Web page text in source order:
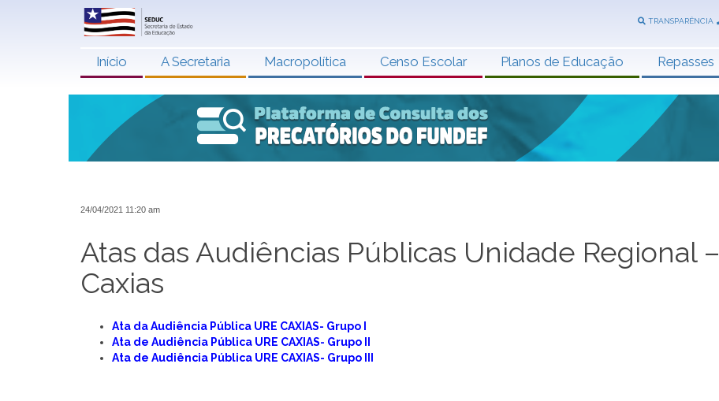
TRANSPARÊNCIA
Início A Secretaria Macropolítica Censo Escolar Planos de Educação Repasses
24/04/2021 11:20 am
Atas das Audiências Públicas Unidade Regional –
Caxias
Ata da Audiência Pública URE CAXIAS- Grupo I
Ata de Audiência Pública URE CAXIAS- Grupo II
Ata de Audiência Pública URE CAXIAS- Grupo III